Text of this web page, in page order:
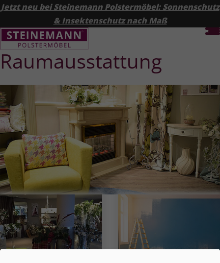
Jetzt neu bei Steinemann Polstermöbel: Sonnenschutz
& Insektenschutz nach Maß
Raum­aus­stat­tung